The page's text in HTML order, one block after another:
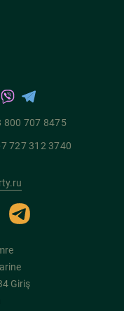
800 707 8475
727 312 3740
Giriş